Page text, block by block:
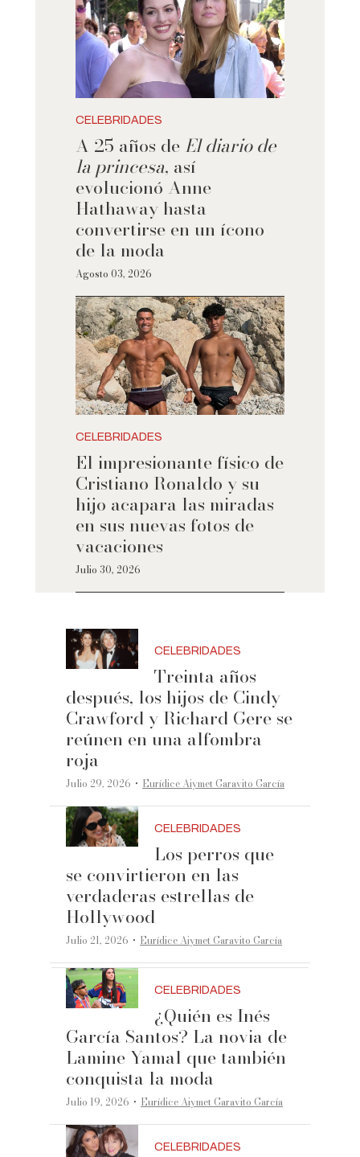
CELEBRIDADES
A 25 años de El diario de
la princesa, así
evolucionó Anne
Hathaway hasta
convertirse en un ícono
de la moda
Agosto 03, 2026
CELEBRIDADES
El impresionante físico de
Cristiano Ronaldo y su
hijo acapara las miradas
en sus nuevas fotos de
vacaciones
Julio 30, 2026
CELEBRIDADES
Treinta años
después, los hijos de Cindy
Crawford y Richard Gere se
reúnen en una alfombra
roja
Julio 29, 2026 ·Eurídice Aiymet Garavito García
CELEBRIDADES
Los perros que
se convirtieron en las
verdaderas estrellas de
Hollywood
Julio 21, 2026 ·Eurídice Aiymet Garavito García
CELEBRIDADES
¿Quién es Inés
García Santos? La novia de
Lamine Yamal que también
conquista la moda
Julio 19, 2026 ·Eurídice Aiymet Garavito García
CELEBRIDADES